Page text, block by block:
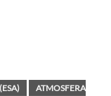
ATMOSFERA